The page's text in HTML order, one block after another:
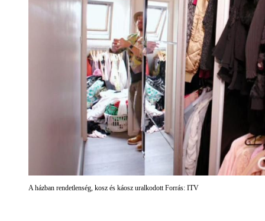
A házban rendetlenség, kosz és káosz uralkodott Forrás: ITV